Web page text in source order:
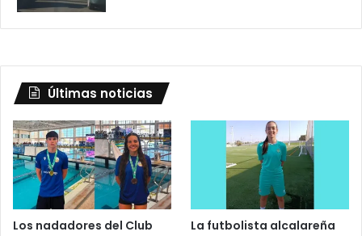
Últimas noticias
Los nadadores del Club
La futbolista alcalareña